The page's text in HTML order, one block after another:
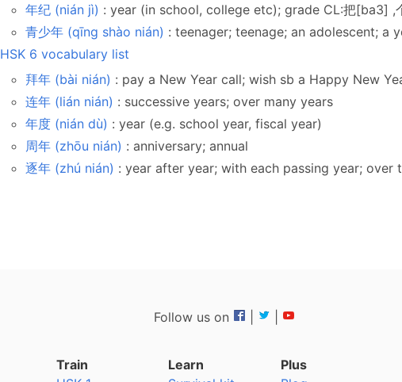
年纪 (nián jì) : year (in school, college etc); grade CL:把[ba3] ,
青少年 (qīng shào nián) : teenager; teenage; an adolescent; a
HSK 6 vocabulary list
拜年 (bài nián) : pay a New Year call; wish sb a Happy New
连年 (lián nián) : successive years; over many years
年度 (nián dù) : year (e.g. school year, fiscal year)
周年 (zhōu nián) : anniversary; annual
逐年 (zhú nián) : year after year; with each passing year; over
Follow us on
Train
Learn
Plus